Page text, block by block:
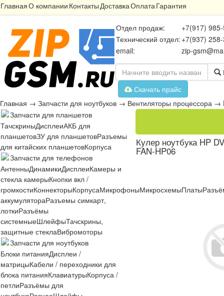
ГлавнаяО компании КонтактыДоставкаОплатаГарантия
Отдел продаж:
+7(917)
Технический отдел: +7(937)
email:
zip-
Скачать прайс
Главная → Запчасти для ноутбуков → Вентиляторы процессора →
Запчасти для планшетов
ТачскриныДисплеиАКБ для
планшетовЗУ для планшетовРазъемы
для китайских планшетовКорпуса
Запчасти для телефонов
АнтенныДинамикиДисплеиКамеры и
стекла камерыКнопки вкл /
громкостиКоннекторыКорпусаМикрофоныМикросхемыПлаты
аккумулятораРазъемы симкарт,
лоткиРазъёмы
системныеШлейфыТачскрины,
защитные стеклаВибромоторы
Запчасти для ноутбуков
Блоки питанияДисплеи /
матрицыКабели / переходники для
блока питанияКлавиатурыКорпуса /
петлиРазъёмы для
Кулер ноутбука HP
FAN-HP06